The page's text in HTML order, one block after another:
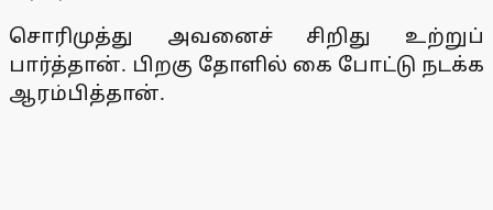
சொரிமுத்து அவனைச் சிறிது உற்றுப்
பார்த்தான். பிறகு தோளில் கை போட்டு நடக்க
ஆரம்பித்தான்.